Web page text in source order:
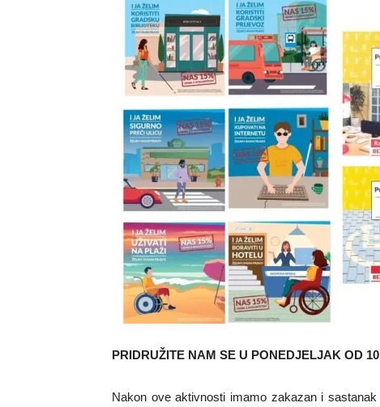
PRIDRUŽITE NAM SE U PONEDJELJAK OD
Nakon ove aktivnosti imamo zakazan i